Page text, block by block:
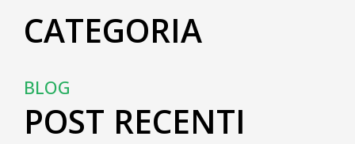
CATEGORIA
BLOG
POST RECENTI